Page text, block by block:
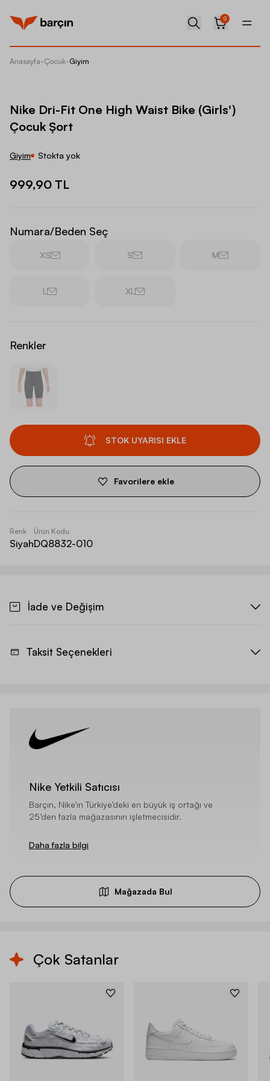
0
Anasayfa-Çocuk-Giyim
Nike Dri-Fit One High Waist Bike (Girls')
Çocuk Şort
Giyim Stokta yok
999,90 TL
Numara/Beden Seç
XS S M
L XL
Renkler
STOK UYARISI EKLE
Favorilere ekle
Renk
Siyah
Ürün Kodu
DQ8832-010
İade ve Değişim
Taksit Seçenekleri
Nike Yetkili Satıcısı
Barçın, Nike’ın Türkiye’deki en büyük iş ortağı ve
25’den fazla mağazasının işletmecisidir.
Daha fazla bilgi
Mağazada Bul
Çok Satanlar